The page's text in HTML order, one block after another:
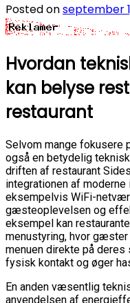
Posted onseptember
Hvordan
kan belyse
restaurant
Selvom mange fokusere
også en betydelig
driften af restaurant
integrationen af
eksempelvis WiFi-
gæsteoplevelsen og
eksempel kan
menustyring, hvor
menuen direkte på
fysisk kontakt og øger
En anden væsentlig
anvendelsen af